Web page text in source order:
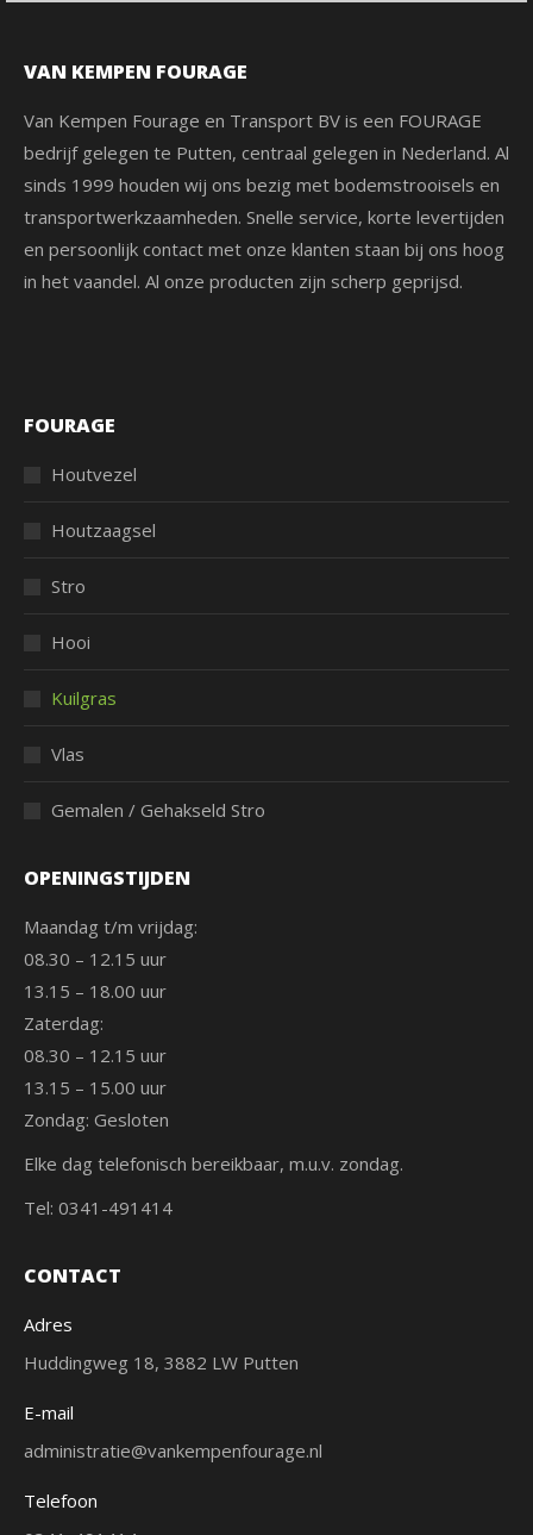
VAN KEMPEN FOURAGE
Van Kempen Fourage en Transport BV is een FOURAGE
bedrijf gelegen te Putten, centraal gelegen in Nederland. Al
sinds 1999 houden wij ons bezig met bodemstrooisels en
transportwerkzaamheden. Snelle service, korte levertijden
en persoonlijk contact met onze klanten staan bij ons hoog
in het vaandel. Al onze producten zijn scherp geprijsd.
FOURAGE
Houtvezel
Houtzaagsel
Stro
Hooi
Kuilgras
Vlas
Gemalen / Gehakseld Stro
OPENINGSTIJDEN
Maandag t/m vrijdag:
08.30 – 12.15 uur
13.15 – 18.00 uur
Zaterdag:
08.30 – 12.15 uur
13.15 – 15.00 uur
Zondag: Gesloten
Elke dag telefonisch bereikbaar, m.u.v. zondag.
Tel: 0341-491414
CONTACT
Adres
Huddingweg 18, 3882 LW Putten
E-mail
administratie@vankempenfourage.nl
Telefoon